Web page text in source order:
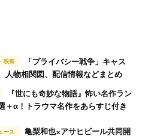
映画
人物相関図、配信情報などまとめ
＋α！トラウマ名作をあらすじ付き
ース